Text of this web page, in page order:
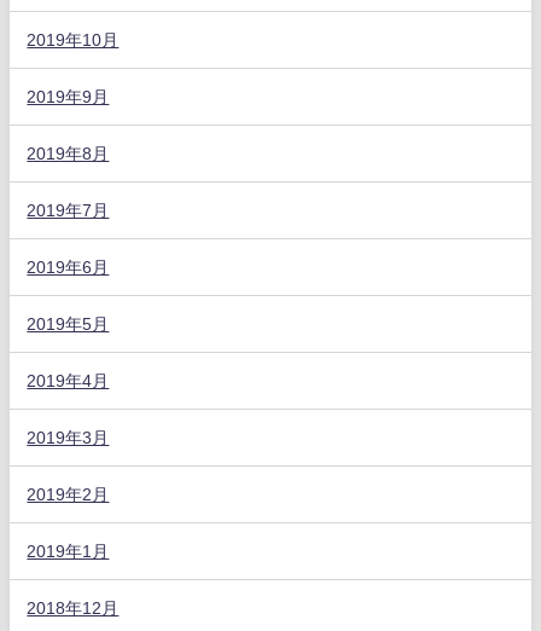
2019年10月
2019年9月
2019年8月
2019年7月
2019年6月
2019年5月
2019年4月
2019年3月
2019年2月
2019年1月
2018年12月